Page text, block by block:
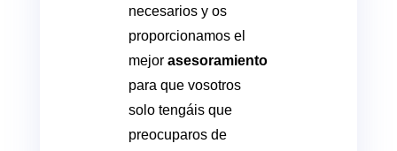
necesarios y os
proporcionamos el
mejor asesoramiento
para que vosotros
solo tengáis que
preocuparos de